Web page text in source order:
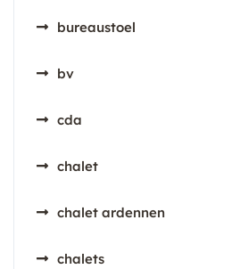
bureaustoel
bv
cda
chalet
chalet ardennen
chalets